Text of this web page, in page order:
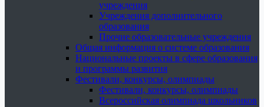
учреждения
Учреждения дополнительного
образования
Прочие образовательные учреждения
Общая информация о системе образования
Национальные проекты в сфере образования
и программы развития
Фестивали, конкурсы, олимпиады
Фестивали, конкурсы, олимпиады
Всероссийская олимпиада школьников